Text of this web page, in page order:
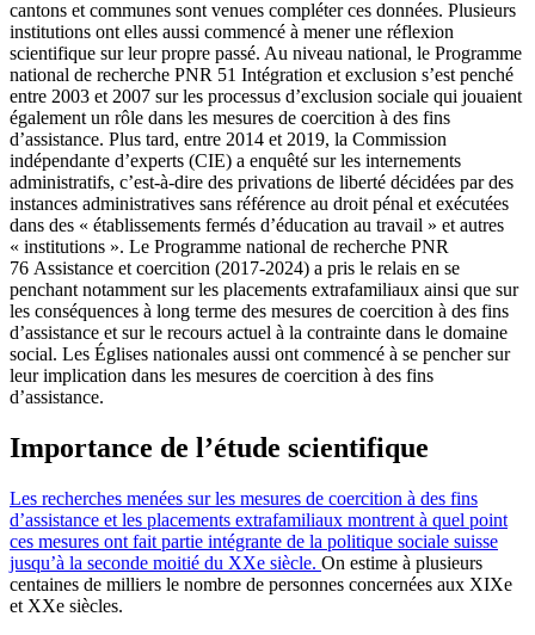
cantons et communes sont venues compléter ces données. Plusieurs
institutions ont elles aussi commencé à mener une réflexion
scientifique sur leur propre passé. Au niveau national, le Programme
national de recherche PNR 51 Intégration et exclusion s’est penché
entre 2003 et 2007 sur les processus d’exclusion sociale qui jouaient
également un rôle dans les mesures de coercition à des fins
d’assistance. Plus tard, entre 2014 et 2019, la Commission
indépendante d’experts (CIE) a enquêté sur les internements
administratifs, c’est-à-dire des privations de liberté décidées par des
instances administratives sans référence au droit pénal et exécutées
dans des « établissements fermés d’éducation au travail » et autres
« institutions ». Le Programme national de recherche PNR
76 Assistance et coercition (2017-2024) a pris le relais en se
penchant notamment sur les placements extrafamiliaux ainsi que sur
les conséquences à long terme des mesures de coercition à des fins
d’assistance et sur le recours actuel à la contrainte dans le domaine
social. Les Églises nationales aussi ont commencé à se pencher sur
leur implication dans les mesures de coercition à des fins
d’assistance.
Importance de l’étude scientifique
Les recherches menées sur les mesures de coercition à des fins
d’assistance et les placements extrafamiliaux montrent à quel point
ces mesures ont fait partie intégrante de la politique sociale suisse
jusqu’à la seconde moitié du XXe siècle. On estime à plusieurs
centaines de milliers le nombre de personnes concernées aux XIXe
et XXe siècles.